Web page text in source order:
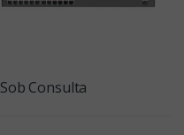
Sob Consulta